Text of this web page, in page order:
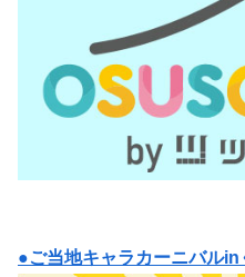
●ご当地キャラカーニバルin